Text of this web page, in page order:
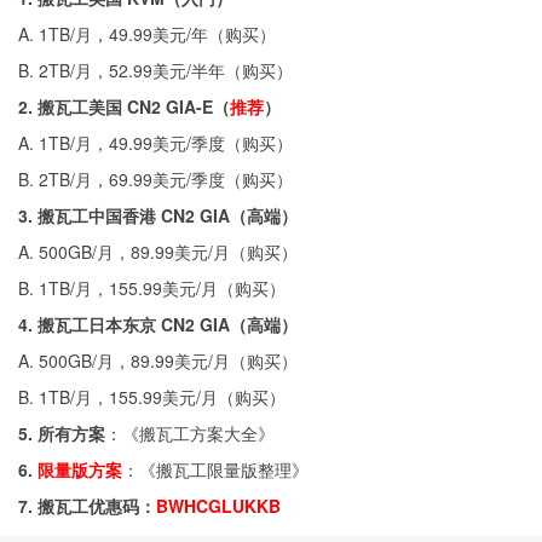
A. 1TB/月，49.99美元/年（购买）
B. 2TB/月，52.99美元/半年（购买）
2. 搬瓦工美国 CN2 GIA-E（推荐）
A. 1TB/月，49.99美元/季度（购买）
B. 2TB/月，69.99美元/季度（购买）
3. 搬瓦工中国香港 CN2 GIA（高端）
A. 500GB/月，89.99美元/月（购买）
B. 1TB/月，155.99美元/月（购买）
4. 搬瓦工日本东京 CN2 GIA（高端）
A. 500GB/月，89.99美元/月（购买）
B. 1TB/月，155.99美元/月（购买）
5. 所有方案 ：《搬瓦工方案大全》
6. 限量版方案 ：《搬瓦工限量版整理》
7. 搬瓦工优惠码： BWHCGLUKKB